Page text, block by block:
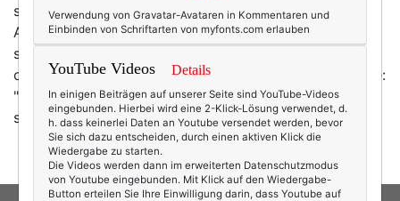
sofort grässlich gebauchpinselt und bekam glänzende
Augen, besonders, weil man mir zusicherte, ich dürfe
schreiben, was ich wolle. (Nun, das hätte ich wohl
ohnehin getan.) Also kamen dann die ersten drei Düfte:
"Gold" von La Prairie war dabei, "Pegaso" von ETRO
sowie "
Verwendung von Gravatar-Avataren in Kommentaren und
Einbinden von Schriftarten von myfonts.com erlauben
YouTube Videos Details
In einigen Beiträgen auf unserer Seite sind YouTube-Videos
eingebunden. Hierbei wird eine 2-Klick-Lösung verwendet, d.
h. dass keinerlei Daten an Youtube versendet werden, bevor
Sie sich dazu entscheiden, durch einen aktiven Klick die
Wiedergabe zu starten.
Die Videos werden dann im erweiterten Datenschutzmodus
von Youtube eingebunden. Mit Klick auf den Wiedergabe-
Button erteilen Sie Ihre Einwilligung darin, dass Youtube auf